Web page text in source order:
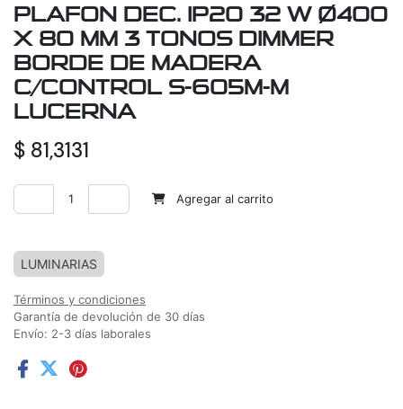
PLAFON DEC. IP20 32 W Ø400
X 80 MM 3 TONOS DIMMER
BORDE DE MADERA
C/CONTROL S-605M-M
LUCERNA
$ 81,3131
Agregar al carrito
LUMINARIAS
Términos y condiciones
Garantía de devolución de 30 días
Envío: 2-3 días laborales